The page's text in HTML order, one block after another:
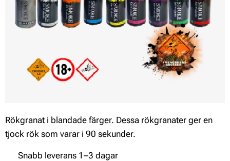
Rökgranat i blandade färger. Dessa rökgranater ger en
tjock rök som varar i 90 sekunder.
✔ Snabb leverans 1–3 dagar